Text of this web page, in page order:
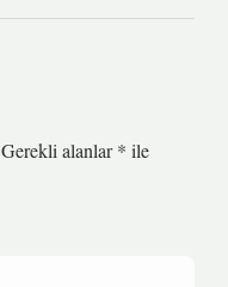
Gerekli alanlar* ile